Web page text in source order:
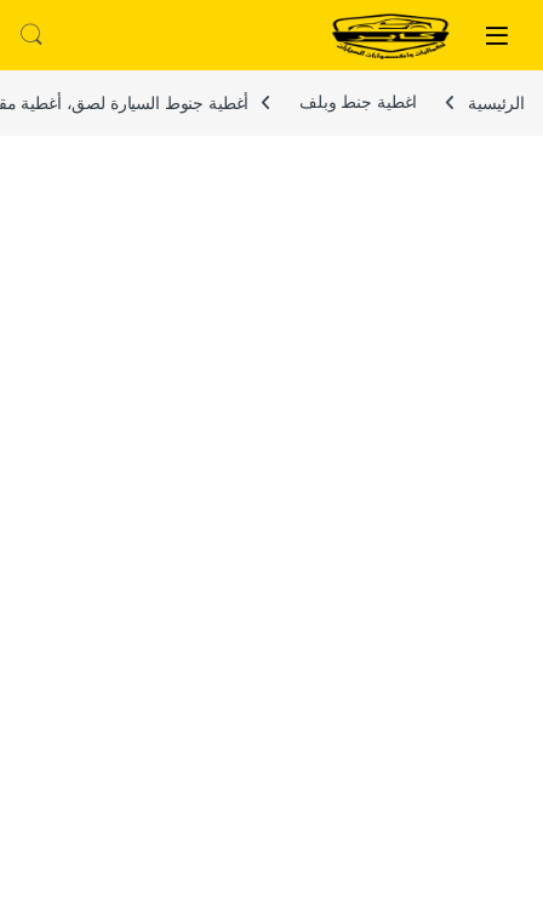
تخطي إلى المحتوى
الرئيسية اغطية جنط وبلف أغطية جنوط السيارة لصق، أغطية مقاومة للغبار